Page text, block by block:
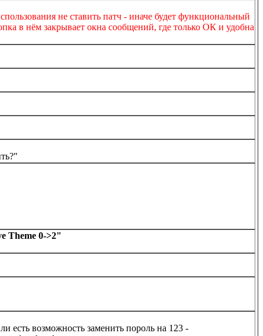
не ставить патч - иначе будет функциональный
в нём закрывает окна сообщений, где только ОК и удобна
Theme 0->2"
возможность заменить пороль на 123 -